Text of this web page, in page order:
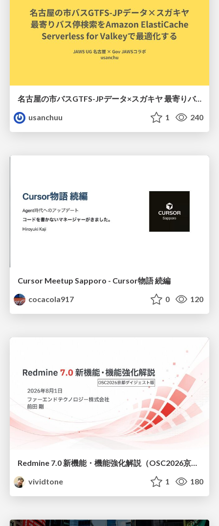
名古屋の市バスGTFS-JPデータ×スガキヤ 最寄りバス停検索をAmazon ElastiCache Serverless for Valkeyで最適化する
usanchuu
1 240
Cursor Meetup Sapporo - Cursor物語 続編
cocacola917
0 120
vividtone
1 180